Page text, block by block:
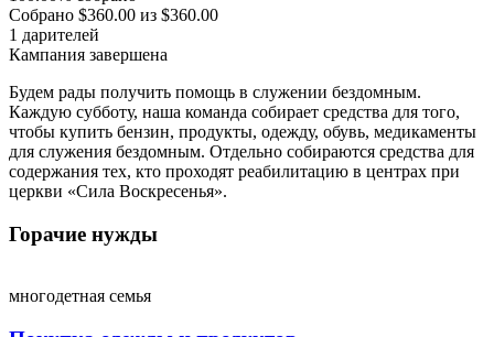
Собрано $360.00 из $360.00
1 дарителей
Кампания завершена
Будем рады получить помощь в служении бездомным.
Каждую субботу, наша команда собирает средства для того,
чтобы купить бензин, продукты, одежду, обувь, медикаменты
для служения бездомным. Отдельно собираются средства для
содержания тех, кто проходят реабилитацию в центрах при
церкви «Сила Воскресенья».
Горачие нужды
многодетная семья